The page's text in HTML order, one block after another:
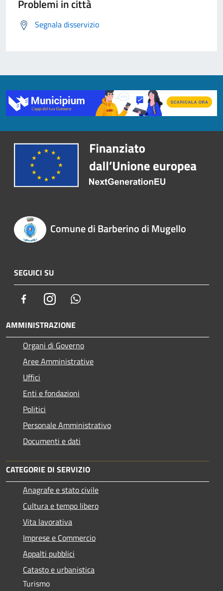
Problemi in città
Segnala disservizio
Comune di Barberino di Mugello
SEGUICI SU
FacebookInstagram
AMMINISTRAZIONE
Organi di Governo
Aree Amministrative
Uffici
Enti e fondazioni
Politici
Personale Amministrativo
Documenti e dati
CATEGORIE DI SERVIZIO
Anagrafe e stato civile
Cultura e tempo libero
Vita lavorativa
Imprese e Commercio
Appalti pubblici
Catasto e urbanistica
Turismo